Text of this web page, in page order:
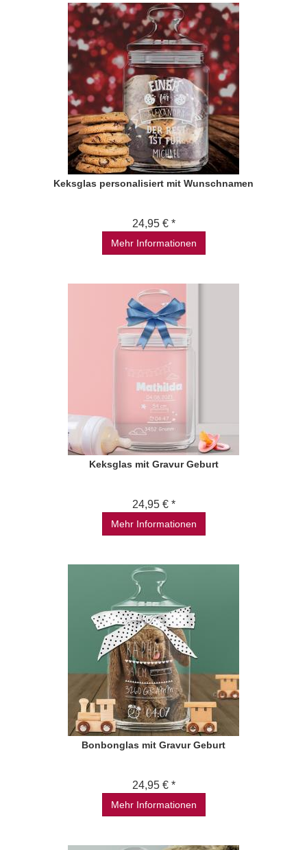
Keksglas personalisiert mit Wunschnamen
24,95 € *
Mehr Informationen
Keksglas mit Gravur Geburt
24,95 € *
Mehr Informationen
Bonbonglas mit Gravur Geburt
24,95 € *
Mehr Informationen